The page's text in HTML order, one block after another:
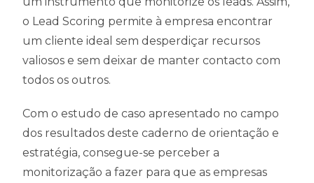
o Lead Scoring permite à empresa encontrar
um cliente ideal sem desperdiçar recursos
valiosos e sem deixar de manter contacto com
todos os outros.
Com o estudo de caso apresentado no campo
dos resultados deste caderno de orientação e
estratégia, consegue-se perceber a
monitorização a fazer para que as empresas